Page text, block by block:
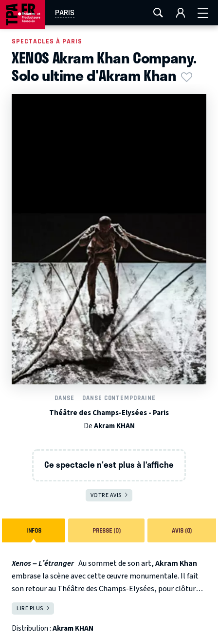
PARIS
AIX-MARSEILLE LA ROCHELLE
EN TOURNÉE
SPECTACLES À PARIS
XENOS Akram Khan Company.
Solo ultime d'Akram Khan
DANSE DANSE CONTEMPORAINE
Théâtre des Champs-Elysées - Paris
DeAkram KHAN
Ce spectacle n'est plus à l’affiche
VOTRE AVIS
INFOS PRESSE (0) AVIS (0)
Xenos – L’étranger Au sommet de son art,Akram Khan
embrase la scène avec cette œuvre monumentale. Il fait
son retour au Théâtre des Champs-Elysées, pour clôturer
la saison de TranscenDanses, avec son ultime solo
Fort d’une double culture de classique indien Kathak et de
danse contemporaine, l’artiste est prodigieux de
LIRE PLUS
Distribution :Akram KHAN